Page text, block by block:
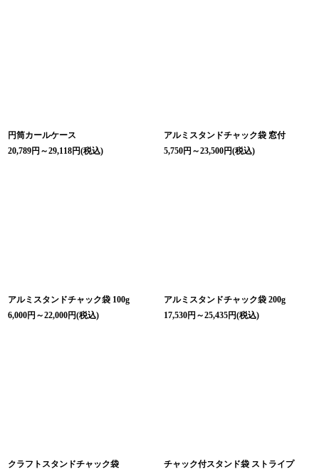
円筒カールケース
20,789円 ～29,118円(税込)
アルミスタンドチャック袋 窓付
5,750円 ～23,500円(税込)
アルミスタンドチャック袋 100g
6,000円 ～22,000円(税込)
アルミスタンドチャック袋 200g
17,530円 ～25,435円(税込)
クラフトスタンドチャック袋
チャック付スタンド袋 ストライプ